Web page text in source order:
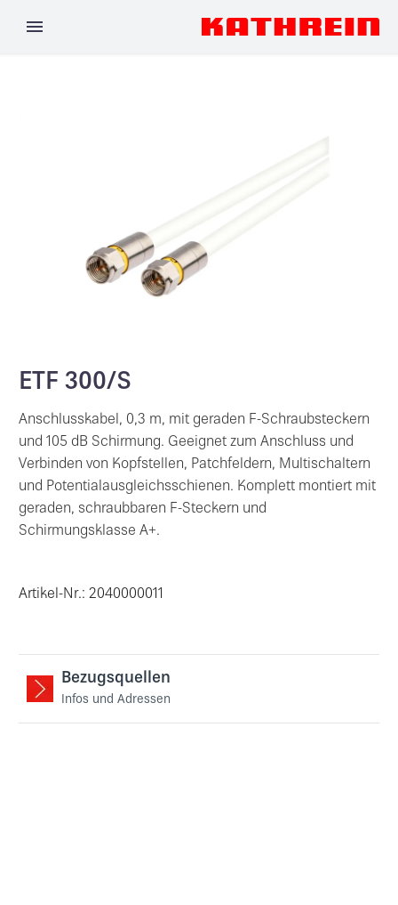
ETF 300/S
Anschlusskabel, 0,3 m, mit geraden F-Schraubsteckern
und 105 dB Schirmung. Geeignet zum Anschluss und
Verbinden von Kopfstellen, Patchfeldern, Multischaltern
und Potentialausgleichsschienen. Komplett montiert mit
geraden, schraubbaren F-Steckern und
Schirmungsklasse A+.
Artikel-Nr.: 2040000011
Bezugsquellen
Infos und Adressen